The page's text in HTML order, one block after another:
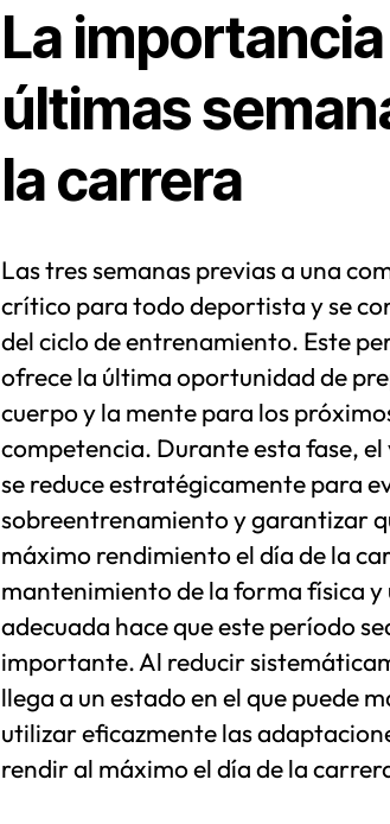
La
últimas
la carrera
Las tres semanas previas a una
crítico para todo deportista y se
del ciclo de entrenamiento. Este
ofrece la última oportunidad de
cuerpo y la mente para los
competencia. Durante esta fase,
se reduce estratégicamente para
sobreentrenamiento y garantizar
máximo rendimiento el día de la
mantenimiento de la forma física y
adecuada hace que este período
importante. Al reducir
llega a un estado en el que puede
utilizar eficazmente las
rendir al máximo el día de la